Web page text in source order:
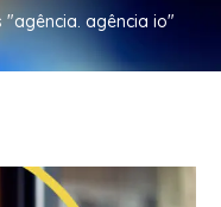
agência io"